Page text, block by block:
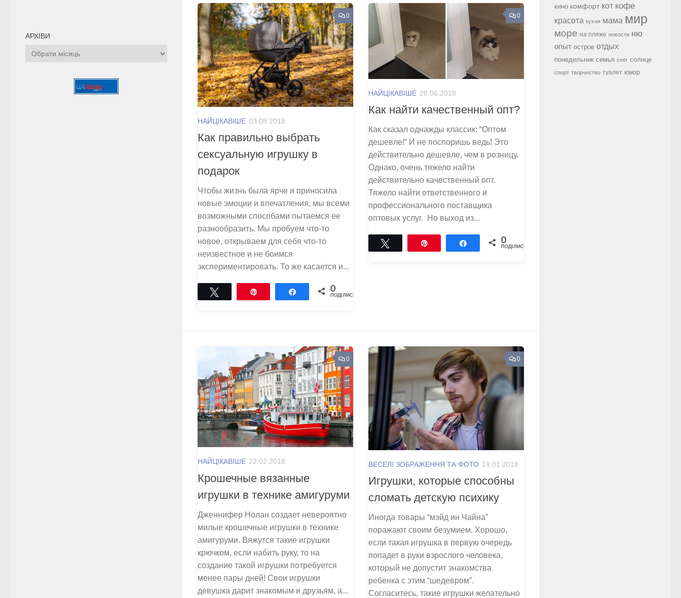
0
НАЙЦІКАВІШЕ 03.08.2018
Как правильно выбрать
сексуальную игрушку в
подарок
Чтобы жизнь была ярче и приносила
новые эмоции и впечатления, мы всеми
возможными способами пытаемся ее
разнообразить. Мы пробуем что-то
новое, открываем для себя что-то
неизвестное и не боимся
экспериментировать. То же касается и...
Tвітнути Поділитися
0
ПОДІЛИСЬ
0
НАЙЦІКАВІШЕ 28.06.2018
Как найти качественный опт?
Как сказал однажды классик: “Оптом
дешевле!” И не поспоришь ведь! Это
действительно дешевле, чем в розницу.
Однако, очень тяжело найти
действительно качественный опт.
Тяжело найти ответственного и
профессионального поставщика
оптовых услуг. Но выход из...
Tвітнути Поділитися
0
ПОДІЛИСЬ
0
НАЙЦІКАВІШЕ 22.02.2018
Крошечные вязанные
игрушки в технике амигуруми
Дженнифер Нолан создает невероятно
милые крошечные игрушки в технике
амигуруми. Вяжутся такие игрушки
крючком, если набить руку, то на
создание такой игрушки потребуется
менее пары дней! Свои игрушки
девушка дарит знакомым и друзьям, а...
0
ВЕСЕЛІ ЗОБРАЖЕННЯ ТА ФОТО 19.01.2018
Игрушки, которые способны
сломать детскую психику
Иногда товары “мэйд ин Чайна”
поражают своим безумием. Хорошо,
если такая игрушка в первую очередь
попадет в руки взрослого человека,
который не допустит знакомства
ребенка с этим “шедевром”.
Согласитесь, такие игрушки желательно
АРХІВИ
Архіви
кино комфорт кот кофе
красота кухня мама мир
море на пляже новости ню
опыт остров отдых
понедельник семья снег солнце
спорт творчество туалет юмор